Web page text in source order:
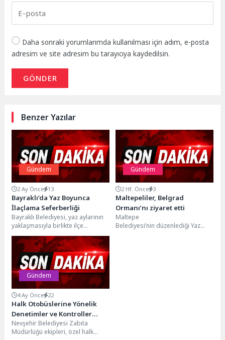
Daha sonraki yorumlarımda kullanılması için adım, e-posta
adresim ve site adresim bu tarayıcıya kaydedilsin.
GÖNDER
Benzer Yazılar
Gündem
2 Ay Önce 13
Bayraklı’da Yaz Boyunca
İlaçlama Seferberliği
Bayraklı Belediyesi, yaz aylarının
yaklaşmasıyla birlikte ilçe
genelindeki ilaçlama çalışmalarını
yoğunlaştırdı. Sivrisinek ve haşere
oluşumuna...
Gündem
2 Hf. Önce 3
Maltepeliler, Belgrad
Ormanı’nı ziyaret etti
Maltepe
Belediyesi’nin düzenlediği Yaz
Gündem
4 Ay Önce 22
Halk Otobüslerine Yönelik
Denetimler ve Kontroller
Yapılıyor
Nevşehir Belediyesi Zabıta
Müdürlüğü ekipleri, özel halk